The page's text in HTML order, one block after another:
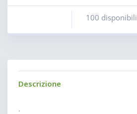
100 disponibili
Descrizione
.